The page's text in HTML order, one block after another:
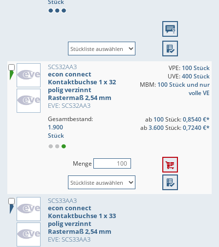
Stück
SCS32AA3
econ connect
Kontaktbuchse 1 x 32
polig verzinnt
Rastermaß 2,54 mm
EVE: SCS32AA3
VPE: 100 Stück
UVE:400 Stück
MBM: 100 Stück und nur
volle VE
Gesamtbestand:
1.900
Stück
ab 100Stück:0,8540 €*
ab3.600Stück:0,7240 €*
Menge
SCS33AA3
econ connect
Kontaktbuchse 1 x 33
polig verzinnt
Rastermaß 2,54 mm
EVE: SCS33AA3